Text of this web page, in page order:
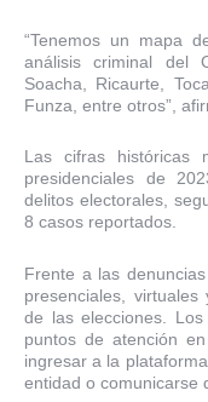
“Tenemos un mapa
análisis criminal del
Soacha, Ricaurte,
Funza, entre otros”,
Las cifras históricas
presidenciales de
delitos electorales,
8 casos reportados.
Frente a las
presenciales,
de las elecciones.
puntos de atención
ingresar a la
entidad o comunicarse